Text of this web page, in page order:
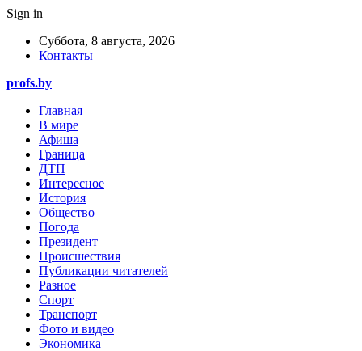
Sign in
Суббота, 8 августа, 2026
Контакты
profs.by
Главная
В мире
Афиша
Граница
ДТП
Интересное
История
Общество
Погода
Президент
Происшествия
Публикации читателей
Разное
Спорт
Транспорт
Фото и видео
Экономика